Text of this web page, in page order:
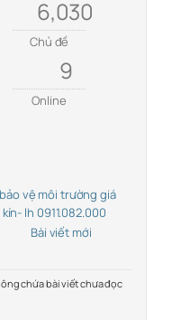
6,030
Chủ đề
9
Online
vệ môi trường giá
lh 0911.082.000
Bài viết mới
chứa bài viết chưa đọc